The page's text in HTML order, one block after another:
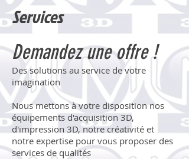
Services
Demandez une offre !
Des solutions au service de votre
imagination
Nous mettons à votre disposition nos
équipements d'acquisition 3D,
d'impression 3D, notre créativité et
notre expertise pour vous proposer des
services de qualités